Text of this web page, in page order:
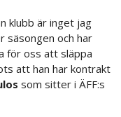
klubb är inget jag
säsongen och har
för oss att släppa
att han har kontrakt
som sitter i ÄFF:s